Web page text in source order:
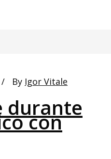
By Igor Vitale
durante
con